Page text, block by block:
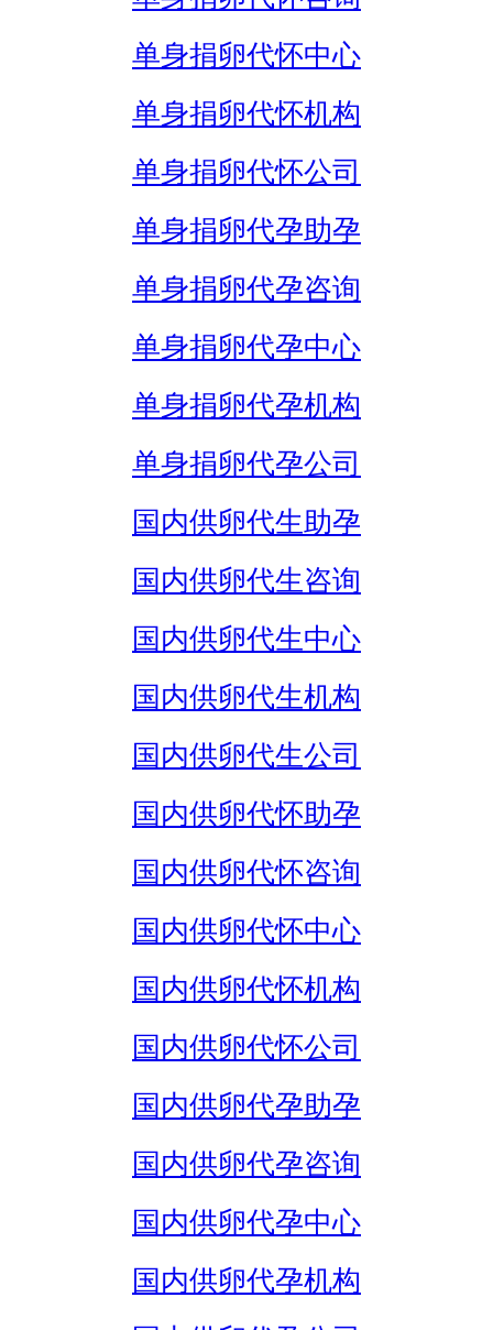
单身捐卵代怀中心
单身捐卵代怀机构
单身捐卵代怀公司
单身捐卵代孕助孕
单身捐卵代孕咨询
单身捐卵代孕中心
单身捐卵代孕机构
单身捐卵代孕公司
国内供卵代生助孕
国内供卵代生咨询
国内供卵代生中心
国内供卵代生机构
国内供卵代生公司
国内供卵代怀助孕
国内供卵代怀咨询
国内供卵代怀中心
国内供卵代怀机构
国内供卵代怀公司
国内供卵代孕助孕
国内供卵代孕咨询
国内供卵代孕中心
国内供卵代孕机构